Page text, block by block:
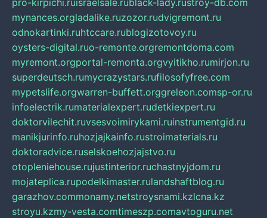
pro-kirpichi.ruisraelsale.rublack-lady.rustroy-db.com
mynances.orgladalike.ruzozor.rudvigremont.ru
odnokartinki.ruhtccare.rublogizotovoy.ru
oysters-digital.ruo-remonte.orgremontdoma.com
myremont.orgportal-remonta.orgvyitikho.rumirjon.ru
superdeutsch.rumycrazystars.rufilosofyfree.com
mypetslife.orgwarren-buffett.orggreleon.comsp-or.ru
infoelectrik.rumaterialexpert.rudetkiexpert.ru
doktorvilechit.ruvsesvoimirykami.ruinstrumentgid.ru
manikjurinfo.ruhozjajkainfo.rustroimaterials.ru
doktoradvice.ruselskoehozjajstvo.ru
otopleniehouse.rujustinterior.ruchastnyjdom.ru
mojateplica.rupodelkimaster.rulandshaftblog.ru
garazhov.commonamy.netstroysnami.kzlcna.kz
stroyu.kzmy-vesta.comtimeszp.comavtoguru.net